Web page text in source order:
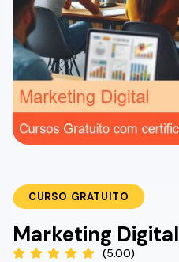
CURSO GRATUITO
Marketing Digital
(5.00)